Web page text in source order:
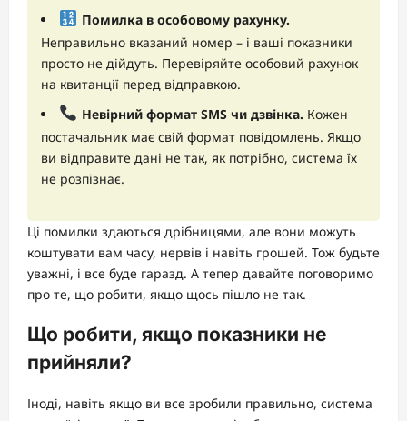
Помилка в особовому рахунку.
Неправильно вказаний номер – і ваші показники
просто не дійдуть. Перевіряйте особовий рахунок
на квитанції перед відправкою.
Невірний формат SMS чи дзвінка. Кожен
постачальник має свій формат повідомлень. Якщо
ви відправите дані не так, як потрібно, система їх
не розпізнає.
Ці помилки здаються дрібницями, але вони можуть
коштувати вам часу, нервів і навіть грошей. Тож будьте
уважні, і все буде гаразд. А тепер давайте поговоримо
про те, що робити, якщо щось пішло не так.
Що робити, якщо показники не
прийняли?
Іноді, навіть якщо ви все зробили правильно, система